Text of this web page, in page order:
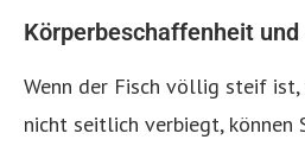
Körperbeschaffenheit
Wenn der Fisch völlig steif
nicht seitlich verbiegt, können